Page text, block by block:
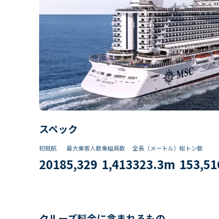
スペック
初就航
2018
最大乗客人数
5,329
乗組員数​
1,413
全長（メートル）
323.3m
総トン数​